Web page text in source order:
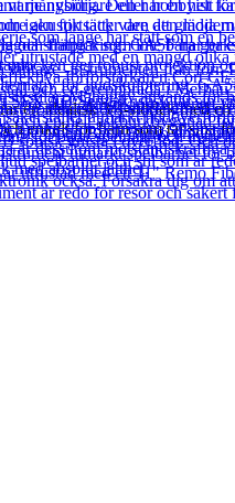
en idealisk 3/4-storlek med
enkelt för barn som tar sina